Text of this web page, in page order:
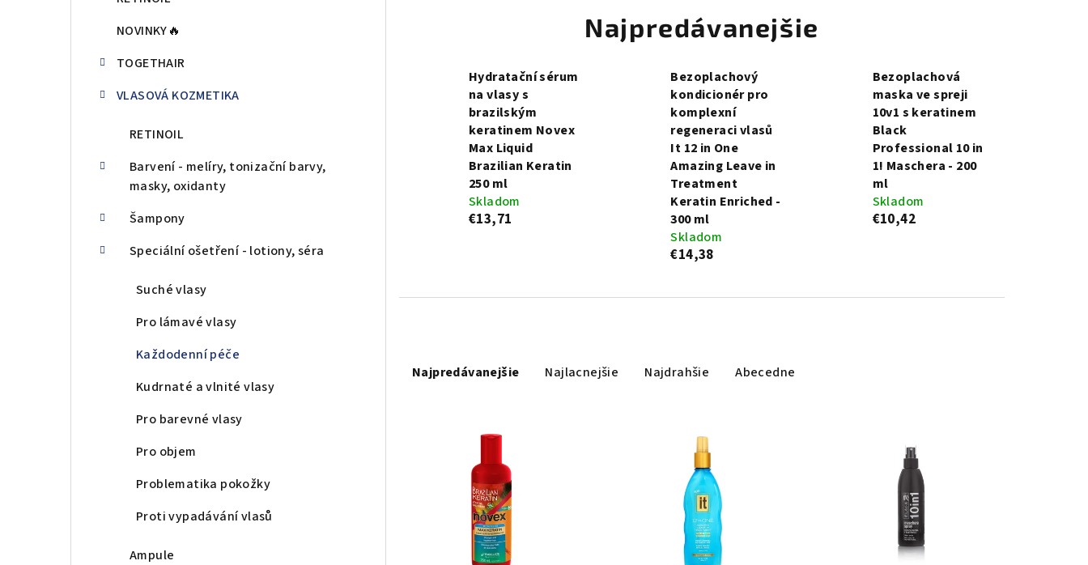
NOVINKY🔥
TOGETHAIR
VLASOVÁ KOZMETIKA
RETINOIL
Barvení - melíry, tonizační barvy,
masky, oxidanty
Šampony
Speciální ošetření - lotiony, séra
Suché vlasy
Pro lámavé vlasy
Každodenní péče
Kudrnaté a vlnité vlasy
Pro barevné vlasy
Pro objem
Problematika pokožky
Proti vypadávání vlasů
Ampule
Najpredávanejšie
Hydratační sérum
na vlasy s
brazilským
keratinem Novex
Max Liquid
Brazilian Keratin
250 ml
Skladom
€13,71
Bezoplachový
kondicionér pro
komplexní
regeneraci vlasů
It 12 in One
Amazing Leave in
Treatment
Keratin Enriched -
300 ml
Skladom
€14,38
Bezoplachová
maska ve spreji
10v1 s keratinem
Black
Professional 10 in
1! Maschera - 200
ml
Skladom
€10,42
aNajpredávanejšie Najlacnejšie Najdrahšie Abecedne